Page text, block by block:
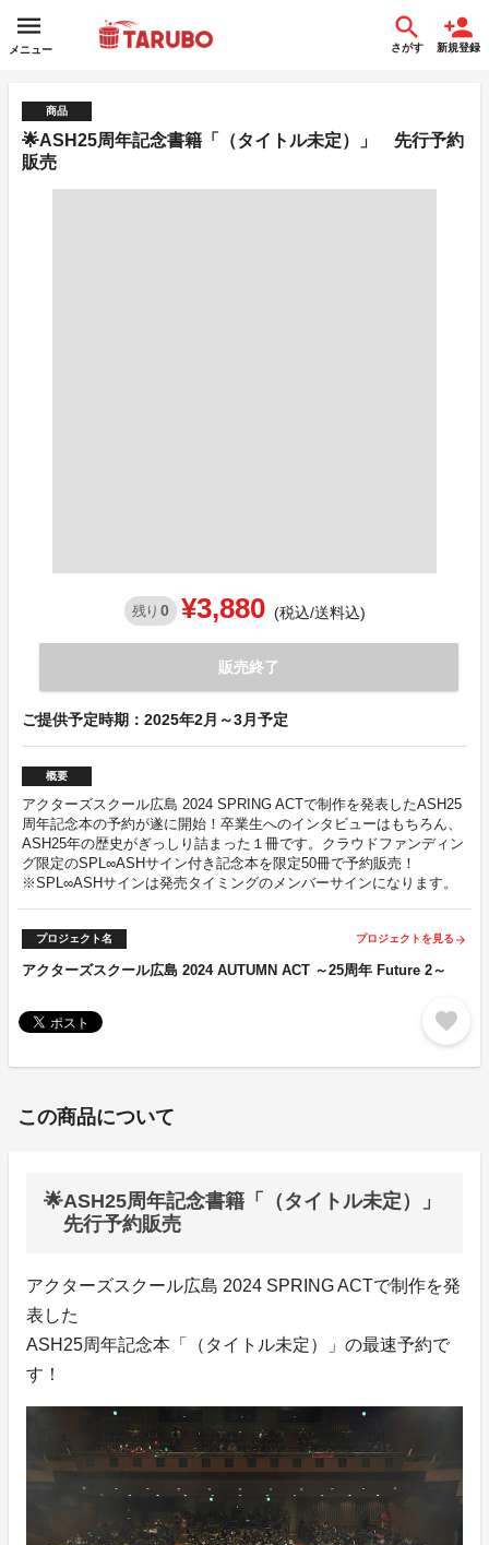
メニュー さがす 新規登録
商品
🌟ASH25周年記念書籍「（タイトル未定）」 先行予約
販売
残り 0 ¥3,880 (税込/送料込)
販売終了
ご提供予定時期：2025年2月～3月予定
概要
アクターズスクール広島 2024 SPRING ACTで制作を発表したASH25
周年記念本の予約が遂に開始！卒業生へのインタビューはもちろん、
ASH25年の歴史がぎっしり詰まった１冊です。クラウドファンディン
グ限定のSPL∞ASHサイン付き記念本を限定50冊で予約販売！
※SPL∞ASHサインは発売タイミングのメンバーサインになります。
プロジェクト名 プロジェクトを見る arrow_forward
アクターズスクール広島 2024 AUTUMN ACT ～25周年 Future 2～
favorite
この商品について
🌟ASH25周年記念書籍「（タイトル未定）」
先行予約販売
アクターズスクール広島 2024 SPRING ACTで制作を発
表した
ASH25周年記念本「（タイトル未定）」の最速予約で
す！